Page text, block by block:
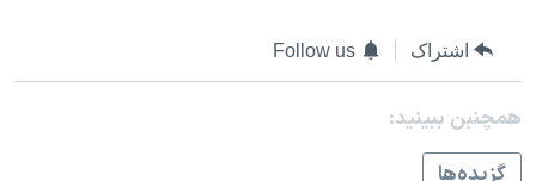
چهل سال گروگان‌گیری
اشتراک Follow us
همچنبن ببینید: